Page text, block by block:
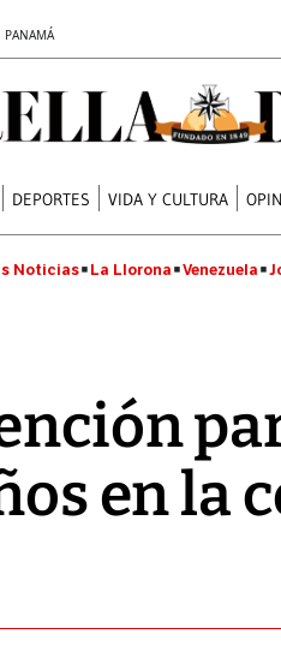
DEPORTES VIDA Y CULTURA
Noticias La Llorona Venezuela
en la